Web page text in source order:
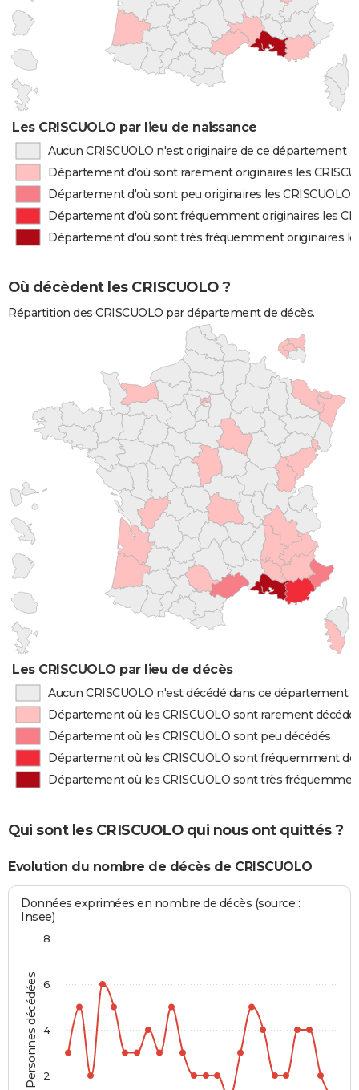
Les CRISCUOLO par lieu de naissance
Aucun CRISCUOLO n'est originaire de ce département
Département d'où sont rarement originaires les
Département d'où sont peu originaires les CRISCUOLO
Département d'où sont fréquemment originaires les
Département d'où sont très fréquemment originaires
Où décèdent les CRISCUOLO ?
Répartition des CRISCUOLO par département de décès.
Les CRISCUOLO par lieu de décès
Aucun CRISCUOLO n'est décédé dans ce département
Département où les CRISCUOLO sont rarement
Département où les CRISCUOLO sont peu décédés
Département où les CRISCUOLO sont fréquemment
Département où les CRISCUOLO sont très
Qui sont les CRISCUOLO qui nous ont quittés ?
Evolution du nombre de décès de CRISCUOLO
Personnes décédées
Données exprimées en nombre de décès (source :
Insee)
2
4
6
8